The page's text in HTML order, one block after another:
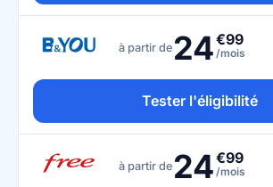
à partir de 24€99
/mois
Tester l'éligibilité
à partir de 24€99
/mois